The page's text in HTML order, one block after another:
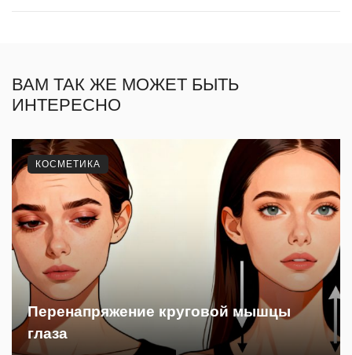
ВАМ ТАК ЖЕ МОЖЕТ БЫТЬ
ИНТЕРЕСНО
Перенапряжение круговой мышцы
глаза
КОСМЕТИКА